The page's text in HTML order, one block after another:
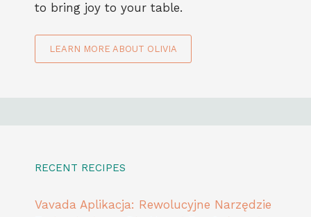
to bring joy to your table.
LEARN MORE ABOUT OLIVIA
RECENT RECIPES
Vavada Aplikacja: Rewolucyjne Narzędzie